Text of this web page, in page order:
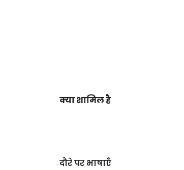
क्या शामिल है
दौरे पर भाषाएँ